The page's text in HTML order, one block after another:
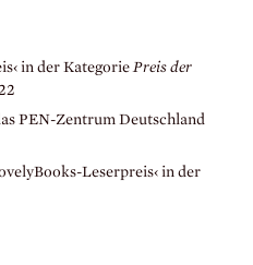
in der Kategorie Preis der
PEN-Zentrum Deutschland
Leserpreis‹ in der